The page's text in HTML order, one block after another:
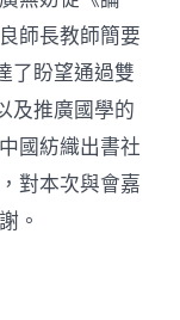
師長教師簡要
了盼望通過雙
及推廣國學的
國紡織出書社
對本次與會嘉
。